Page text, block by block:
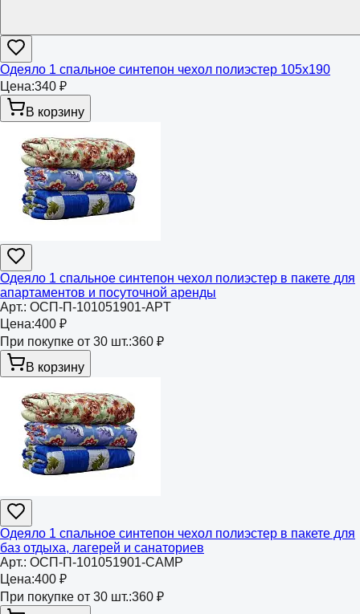
Одеяло 1 спальное синтепон чехол полиэстер 105х190
Цена:340 ₽
В корзину
Одеяло 1 спальное синтепон чехол полиэстер в пакете для
апартаментов и посуточной аренды
Арт.: ОСП-П-101051901-APT
Цена:400 ₽
При покупке от 30 шт.:360 ₽
В корзину
Одеяло 1 спальное синтепон чехол полиэстер в пакете для
баз отдыха, лагерей и санаториев
Арт.: ОСП-П-101051901-CAMP
Цена:400 ₽
При покупке от 30 шт.:360 ₽